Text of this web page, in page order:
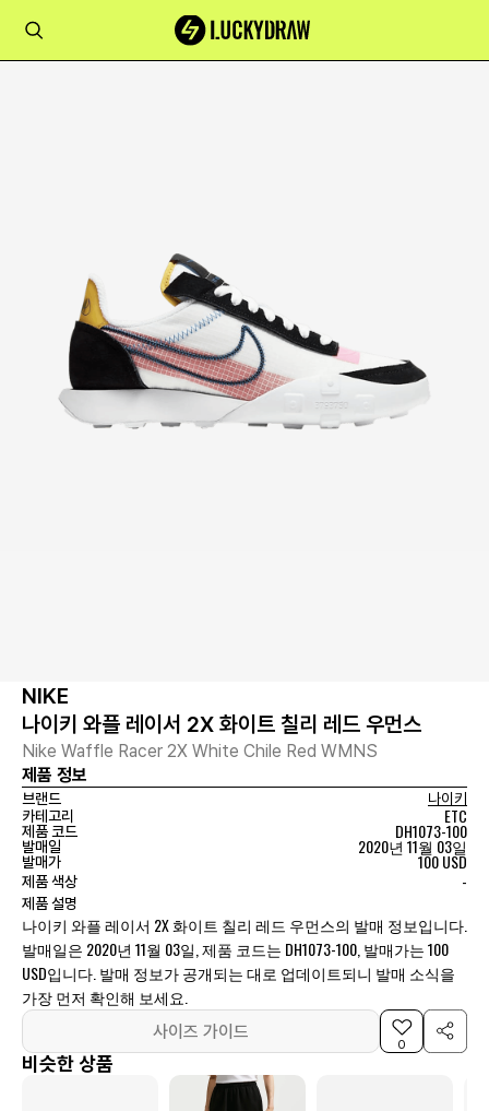
NIKE
나이키 와플 레이서 2X 화이트 칠리 레드 우먼스
Nike Waffle Racer 2X White Chile Red WMNS
제품 정보
브랜드
나이키
카테고리
ETC
제품 코드 DH1073-100
발매일 2020년 11월 03일
발매가 100 USD
제품 색상 -
제품 설명
나이키 와플 레이서 2X 화이트 칠리 레드 우먼스의 발매 정보입니다.
발매일은 2020년 11월 03일, 제품 코드는 DH1073-100, 발매가는 100
USD입니다. 발매 정보가 공개되는 대로 업데이트되니 발매 소식을
가장 먼저 확인해 보세요.
사이즈 가이드
0
비슷한 상품